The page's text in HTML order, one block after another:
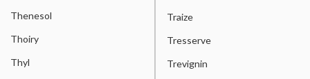
Thenesol
Thoiry
Thyl
Traize
Tresserve
Trevignin